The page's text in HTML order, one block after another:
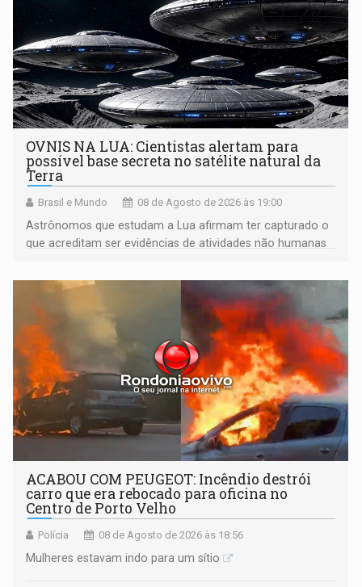
OVNIS NA LUA: Cientistas alertam para
possível base secreta no satélite natural da
Terra
Brasil e Mundo 08 de Agosto de 2026 às 19:00
Astrônomos que estudam a Lua afirmam ter capturado o
que acreditam ser evidências de atividades não humanas
órbita
ACABOU COM PEUGEOT: Incêndio destrói
carro que era rebocado para oficina no
Centro de Porto Velho
Polícia 08 de Agosto de 2026 às 18:56
Mulheres estavam indo para um sítio